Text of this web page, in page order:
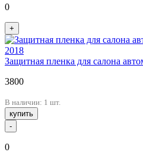
0
+
Защитная пленка для салона
3800
В наличии: 1 шт.
купить
-
0